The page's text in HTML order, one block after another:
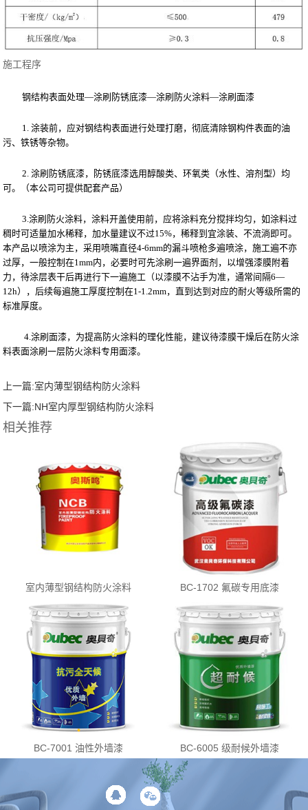
施工程序
钢结构表面处理—涂刷防锈底漆—涂刷防火涂料—涂刷面漆
1. 涂装前，应对钢结构表面进行处理打磨，彻底清除钢构件表面的油
污、铁锈等杂物。
2. 涂刷防锈底漆，防锈底漆选用醇酸类、环氧类（水性、溶剂型）均
可。（本公司可提供配套产品）
3.涂刷防火涂料，涂料开盖使用前，应将涂料充分搅拌均匀，如涂料过
稠时可适量加水稀释，加水量建议不过15%，稀释到宜涂装、不流淌即可。
本产品以喷涂为主，采用喷嘴直径4-6mm的漏斗喷枪多遍喷涂，施工遍不亦
过厚，一般控制在1mm内，必要时可先涂刷一遍界面剂，以增强漆膜附着
力，待涂层表干后再进行下一遍施工（以漆膜不沾手为准，通常间隔6—
12h），后续每遍施工厚度控制在1-1.2mm，直到达到对应的耐火等级所需的
标准厚度。
4.涂刷面漆，为提高防火涂料的理化性能，建议待漆膜干燥后在防火涂
料表面涂刷一层防火涂料专用面漆。
上一篇:室内薄型钢结构防火涂料
下一篇:NH室内厚型钢结构防火涂料
相关推荐
室内薄型钢结构防火涂料 BC-1702 氟碳专用底漆
BC-7001 油性外墙漆 BC-6005 级耐候外墙漆